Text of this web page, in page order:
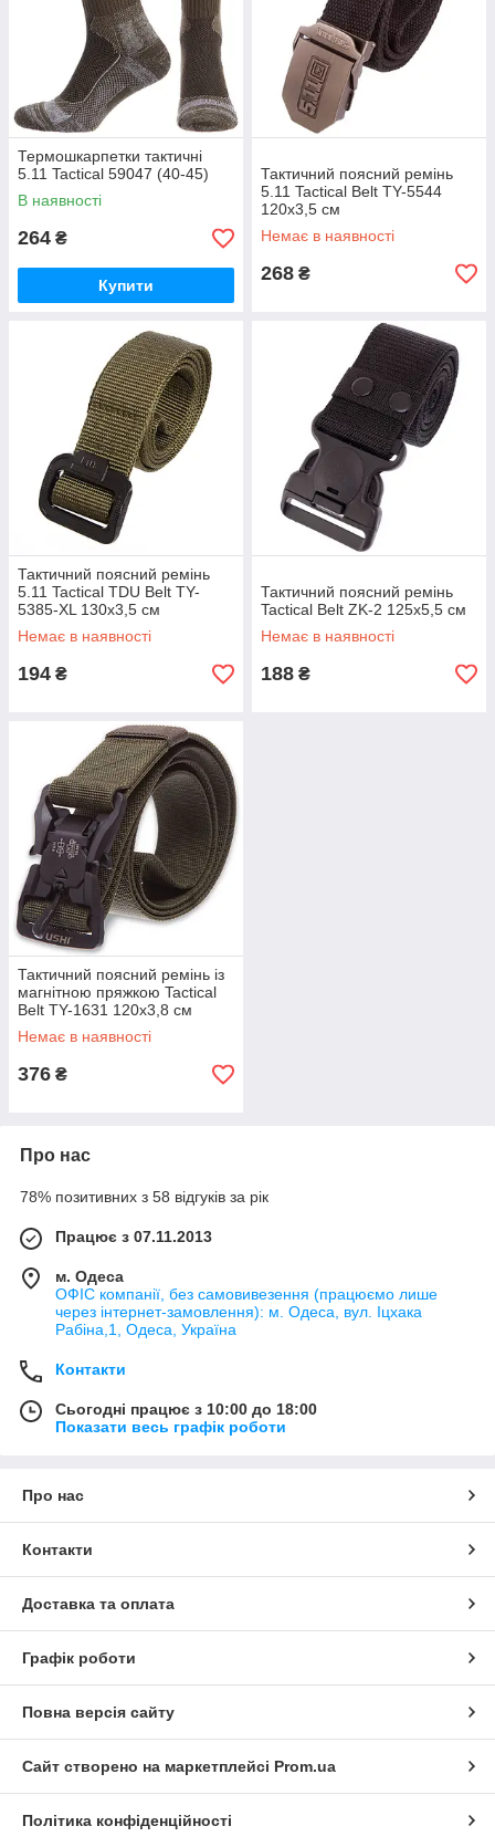
Термошкарпетки тактичні
5.11 Tactical 59047 (40-45)
В наявності
264 ₴
Купити
Тактичний поясний ремінь
5.11 Tactical Belt TY-5544
120x3,5 см
Немає в наявності
268 ₴
Тактичний поясний ремінь
5.11 Tactical TDU Belt TY-
5385-XL 130x3,5 см
Немає в наявності
194 ₴
Тактичний поясний ремінь
Tactical Belt ZK-2 125x5,5 см
Немає в наявності
188 ₴
Тактичний поясний ремінь із
магнітною пряжкою Tactical
Belt TY-1631 120x3,8 см
Немає в наявності
376 ₴
Про нас
78% позитивних з 58 відгуків за рік
Працює з 07.11.2013
м. Одеса
ОФІС компанії, без самовивезення (працюємо лише
через інтернет-замовлення): м. Одеса, вул. Іцхака
Рабіна,1, Одеса, Україна
Контакти
Сьогодні працює з 10:00 до 18:00
Показати весь графік роботи
Про нас
Контакти
Доставка та оплата
Графік роботи
Повна версія сайту
Сайт створено на маркетплейсі Prom.ua
Політика конфіденційності